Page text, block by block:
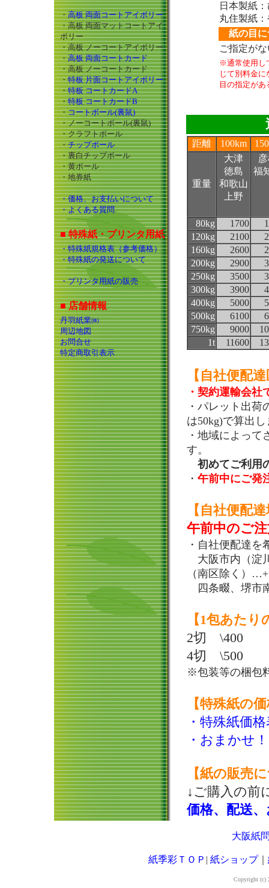
・高板 両面コートアイボリー
・高板 両面マットコートアイ
ボリー
・高板 ノーコートアイボリー
・高板 両面コートカード
・高板 ノーコートカード
・特板 片面コートアイボリー
・特板 コートカードA
・特板 コートカードB
・コートボール(裏鼠)
・ノーコートボール(裏鼠)
・クラフトボール
・チップボール
・裏白チップボール
・黄ボール
・地券紙
・価格、お支払いについて
・よくある質問
■ 特殊紙・プリンタ用紙
・特殊紙規格表（参考価格）
・特殊紙の発送について
・プリンタ用紙の販売
■ 店舗情報
丹羽紙業㈱
周辺地図
お問合せ
特定商取引表示
日本製紙
丸住製紙
紙の目に
ご指定が
※通常使用し
じて別料金
目の指定が
距離 100km
重量
大津
徳島
和歌山
上野
福
80kg 1700
120kg
2100
160kg
2600
200kg
2900
250kg
3500
300kg
3900
400kg
5000
500kg
6100
750kg
9000
1t
11600
【自社便配
・契約運輸会社
・パレット出荷
は50kg)で算出
・地域によって
す。
初めてご利用
・ 午前中にご発
【自社便配
午前中のご
・自社便配達
大阪市内（淀
（南区除く）
四条畷、堺市
【1包あたり
2切 \400
4切 \500
※包装等の梱包
【特殊紙の
・特殊紙価
・おまかせ
【紙の販売
↓ご購入の前
価格、配送
大阪紙
紙季彩ＴＯＰ | 紙ショップ｜
Copyright (c)